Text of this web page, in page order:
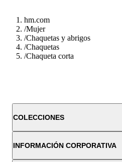
hm.com
/Mujer
/Chaquetas y abrigos
/Chaquetas
/Chaqueta corta
COLECCIONES
INFORMACIÓN CORPORATIVA